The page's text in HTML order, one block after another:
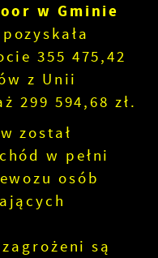
w Gminie
355 475,42
z Unii
299 594,68 zł.
został
w pełni
osób
są